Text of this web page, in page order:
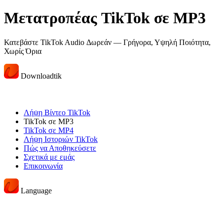
Μετατροπέας TikTok σε MP3
Κατεβάστε TikTok Audio Δωρεάν — Γρήγορα, Υψηλή Ποιότητα,
Χωρίς Όρια
Downloadtik
Λήψη Βίντεο TikTok
TikTok σε MP3
TikTok σε MP4
Λήψη Ιστοριών TikTok
Πώς να Αποθηκεύσετε
Σχετικά με εμάς
Επικοινωνία
Language